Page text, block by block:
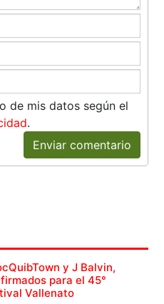
de mis datos según el
.
Enviar comentario
y J Balvin,
para el 45°
Vallenato